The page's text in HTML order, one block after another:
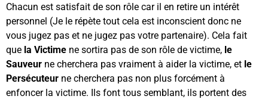
Chacun est satisfait de son rôle car il en retire un intérêt
personnel (Je le répète tout cela est inconscient donc ne
vous jugez pas et ne jugez pas votre partenaire). Cela fait
que la Victime ne sortira pas de son rôle de victime, le
Sauveur ne cherchera pas vraiment à aider la victime, et le
Persécuteur ne cherchera pas non plus forcément à
enfoncer la victime. Ils font tous semblant, ils portent des